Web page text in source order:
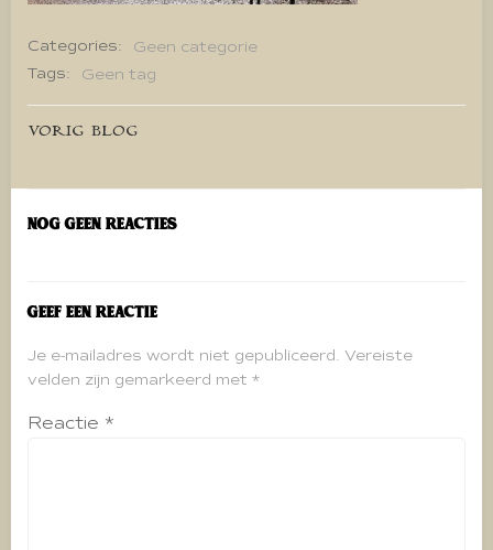
Categories:
Geen categorie
Tags:
Geen tag
Bericht
navigatie
VORIG BLOG
Nog geen reacties
Geef een reactie
Je e-mailadres wordt niet gepubliceerd. Vereiste
velden zijn gemarkeerd met *
Reactie *